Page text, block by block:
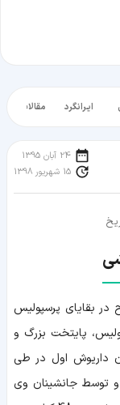
ایرانگرد مقالات
24 آبان 1395
15 شهریور 1398
بقایای پرسپولیس
پایتخت بزرگ و
داریوش اول در طی
شد و توسط جانشینان وی